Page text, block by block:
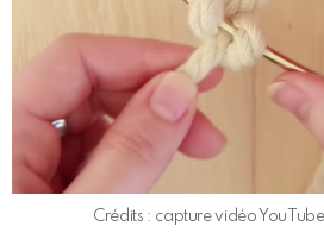
Crédits : capture vidéo